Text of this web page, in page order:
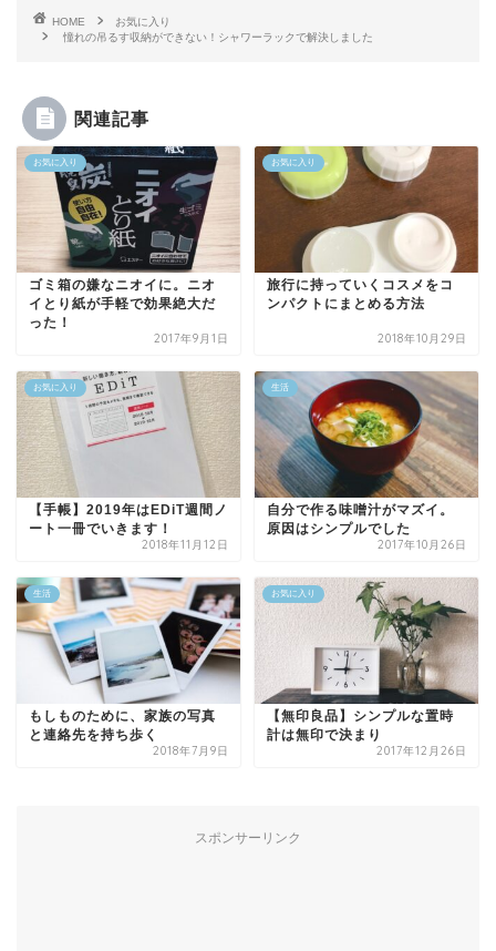
HOME
お気に入り
憧れの吊るす収納ができない！シャワーラックで解決しました
関連記事
お気に入り
ゴミ箱の嫌なニオイに。ニオ
イとり紙が手軽で効果絶大だ
った！
2017年9月1日
お気に入り
旅行に持っていくコスメをコ
ンパクトにまとめる方法
2018年10月29日
お気に入り
【手帳】2019年はEDiT週間ノ
ート一冊でいきます！
2018年11月12日
生活
自分で作る味噌汁がマズイ。
原因はシンプルでした
2017年10月26日
生活
もしものために、家族の写真
と連絡先を持ち歩く
2018年7月9日
お気に入り
【無印良品】シンプルな置時
計は無印で決まり
2017年12月26日
スポンサーリンク